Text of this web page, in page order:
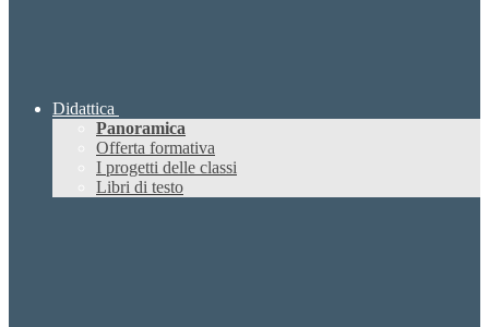
Didattica
Panoramica
Offerta formativa
I progetti delle classi
Libri di testo